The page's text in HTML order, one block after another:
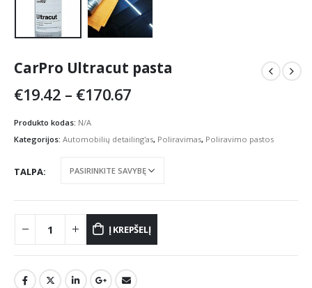
CarPro Ultracut pasta
€19.42 – €170.67Price
through
Produkto kodas: N/A
Kategorijos: Automobilių detailing'as, Poliravimas, Poliravimo pastos
TALPA
Į KREPŠELĮ